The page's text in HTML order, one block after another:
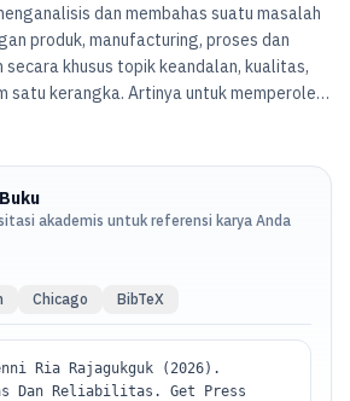
dan membahas suatu masalah
produk, manufacturing, proses dan
secara khusus topik keandalan, kualitas,
satu kerangka. Artinya untuk memperoleh
masing-masing, para spesialis ini
akademis untuk referensi karya Anda
Chicago BibTeX
Ria Rajagukguk (2026).
Dan Reliabilitas. Get Press